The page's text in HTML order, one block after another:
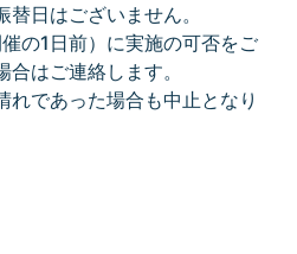
替日はございません。
の1日前）に実施の可否をご
はご連絡します。
れであった場合も中止となり